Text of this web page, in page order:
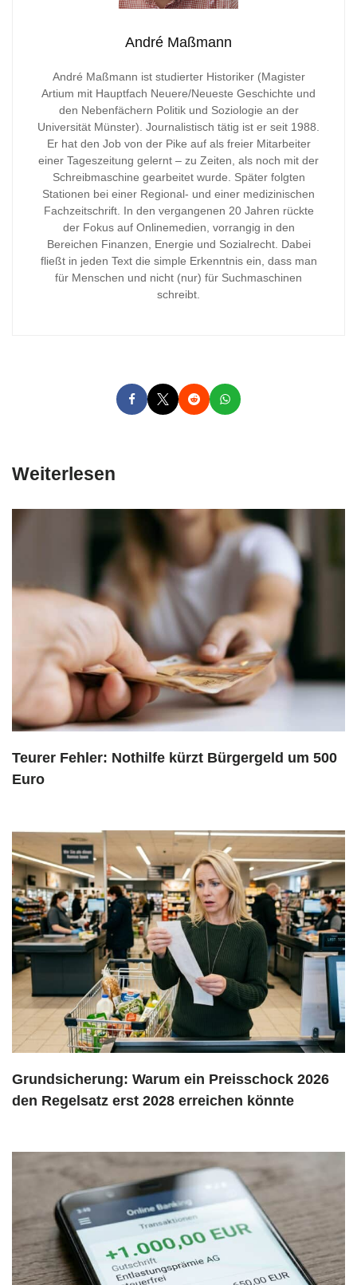
André Maßmann
André Maßmann ist studierter Historiker (Magister
Artium mit Hauptfach Neuere/Neueste Geschichte und
den Nebenfächern Politik und Soziologie an der
Universität Münster). Journalistisch tätig ist er seit 1988.
Er hat den Job von der Pike auf als freier Mitarbeiter
einer Tageszeitung gelernt – zu Zeiten, als noch mit der
Schreibmaschine gearbeitet wurde. Später folgten
Stationen bei einer Regional- und einer medizinischen
Fachzeitschrift. In den vergangenen 20 Jahren rückte
der Fokus auf Onlinemedien, vorrangig in den
Bereichen Finanzen, Energie und Sozialrecht. Dabei
fließt in jeden Text die simple Erkenntnis ein, dass man
für Menschen und nicht (nur) für Suchmaschinen
schreibt.
Weiterlesen
Teurer Fehler: Nothilfe kürzt Bürgergeld um 500
Euro
Grundsicherung: Warum ein Preisschock 2026
den Regelsatz erst 2028 erreichen könnte